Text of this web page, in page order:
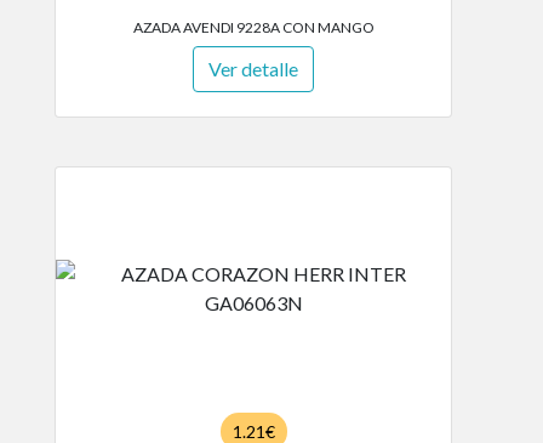
AZADA AVENDI 9228A CON MANGO
Ver detalle
1.21€